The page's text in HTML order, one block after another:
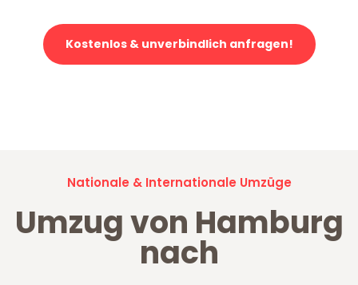
Kostenlos & unverbindlich anfragen!
Nationale & Internationale Umzüge
Umzug von Hamburg
nach